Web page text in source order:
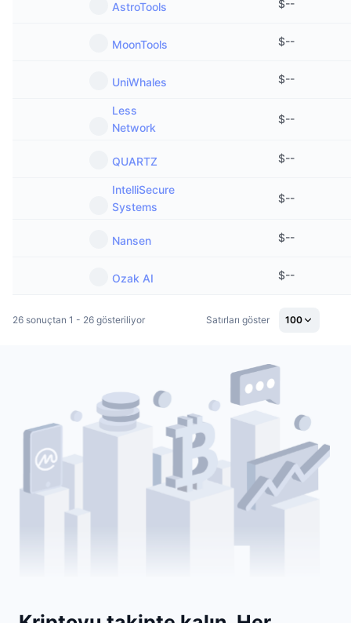
Gelecek Satışlar
ICO Takvimi
AstroTools $--
MoonTools $--
UniWhales $--
Less
Network
$--
QUARTZ $--
IntelliSecure
Systems
$--
Nansen $--
Ozak AI $--
26 sonuçtan 1 - 26 gösteriliyor Satırları göster 100